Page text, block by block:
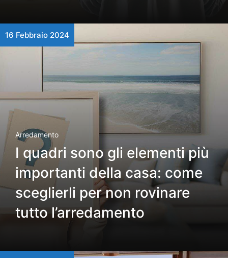
16 Febbraio 2024
Arredamento
I quadri sono gli elementi più
importanti della casa: come
sceglierli per non rovinare
tutto l’arredamento